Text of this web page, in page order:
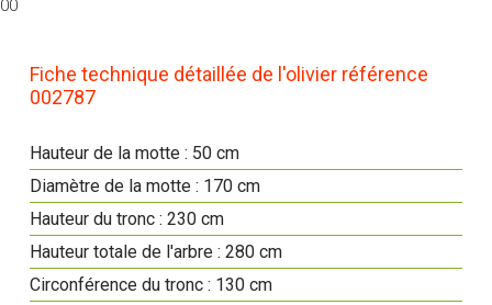
00
Fiche technique détaillée de l'olivier référence
002787
Hauteur de la motte : 50 cm
Diamètre de la motte : 170 cm
Hauteur du tronc : 230 cm
Hauteur totale de l'arbre : 280 cm
Circonférence du tronc : 130 cm